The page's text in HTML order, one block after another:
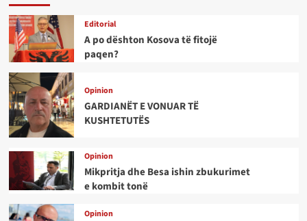
Editorial
A po dështon Kosova të fitojë
paqen?
Opinion
GARDIANËT E VONUAR TË
KUSHTETUTËS
Opinion
Mikpritja dhe Besa ishin zbukurimet
e kombit tonë
Opinion